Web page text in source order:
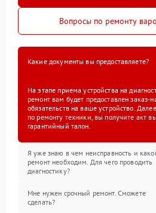
Вопросы по ремонту
Какие документы вы предоставляете?
На этапе приема устройства на
ремонт вам будет предоставлен заказ-
обязательств на ваше устройство.
по ремонту техники, вы получите акт
гарантийный талон.
Я уже знаю в чем неисправность и
ремонт необходим. Для чего проводить
диагностику?
Мне нужен срочный ремонт. Сможете
сделать?